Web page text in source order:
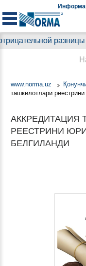
разницы
www.norma.uz
ташкилотлари
АККРЕДИТАЦИЯ
РЕЕСТРИНИ
БЕЛГИЛАНДИ